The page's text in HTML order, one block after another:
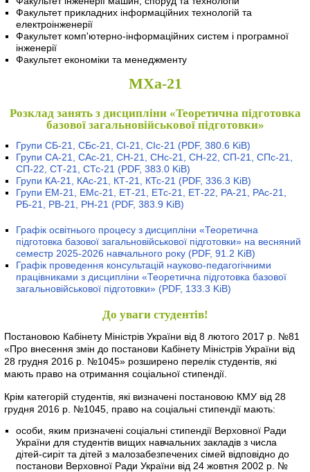
Факультет прикладних інформаційних технологій та
електроінженерії
Факультет комп'ютерно-інформаційних систем і програмної
інженерії
Факультет економіки та менеджменту
МХа-21
Розклад занять з дисципліни «Теоретична підготовка
базової загальновійськової підготовки»
Групи СБ-21, СБс-21, СІ-21, СІс-21 (PDF, 380.6 KiB)
Групи СА-21, САс-21, СН-21, СНс-21, СН-22, СП-21, СПс-21,
СП-22, СТ-21, СТс-21 (PDF, 383.0 KiB)
Групи КА-21, КАс-21, КТ-21, КТс-21 (PDF, 336.3 KiB)
Групи ЕМ-21, ЕМс-21, ЕТ-21, ЕТс-21, ЕТ-22, РА-21, РАс-21,
РБ-21, РВ-21, РН-21 (PDF, 383.9 KiB)
Графік освітнього процесу з дисципліни «Теоретична
підготовка базової загальновійськової підготовки» на весняний
семестр 2025-2026 навчального року (PDF, 91.2 KiB)
Графік проведення консультацій науково-педагогічними
працівниками з дисципліни «Теоретична підготовка базової
загальновійськової підготовки» (PDF, 133.3 KiB)
До уваги студентів!
Постановою Кабінету Міністрів України від 8 лютого 2017 р. №81
«Про внесення змін до постанови Кабінету Міністрів України від
28 грудня 2016 р. №1045» розширено перелік студентів, які
мають право на отримання соціальної стипендії.
Крім категорій студентів, які визначені постановою КМУ від 28
грудня 2016 р. №1045, право на соціальні стипендії мають:
особи, яким призначені соціальні стипендії Верховної Ради
України для студентів вищих навчальних закладів з числа
дітей-сиріт та дітей з малозабезпечених сімей відповідно до
постанови Верховної Ради України від 24 жовтня 2002 р. №